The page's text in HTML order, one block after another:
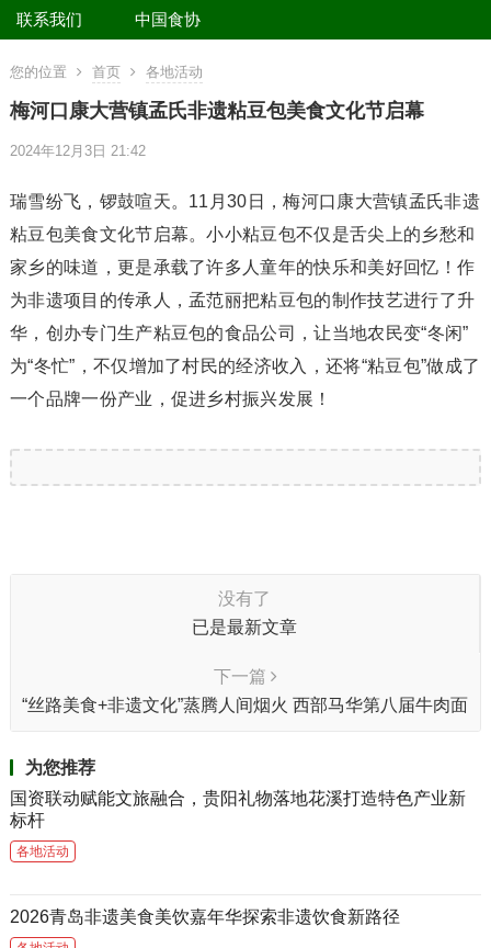
联系我们
中国食协
您的位置 首页 各地活动
梅河口康大营镇孟氏非遗粘豆包美食文化节启幕
2024年12月3日 21:42
瑞雪纷飞，锣鼓喧天。11月30日，梅河口康大营镇孟氏非遗
粘豆包美食文化节启幕。小小粘豆包不仅是舌尖上的乡愁和
家乡的味道，更是承载了许多人童年的快乐和美好回忆！作
为非遗项目的传承人，孟范丽把粘豆包的制作技艺进行了升
华，创办专门生产粘豆包的食品公司，让当地农民变“冬闲”
为“冬忙”，不仅增加了村民的经济收入，还将“粘豆包”做成了
一个品牌一份产业，促进乡村振兴发展！
没有了
已是最新文章
下一篇
“丝路美食+非遗文化”蒸腾人间烟火 西部马华第八届牛肉面
为您推荐
国资联动赋能文旅融合，贵阳礼物落地花溪打造特色产业新
标杆
各地活动
2026青岛非遗美食美饮嘉年华探索非遗饮食新路径